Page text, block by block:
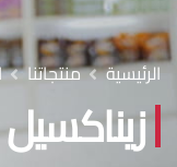
زيناكسيل
الرئيسية منتجاتنا